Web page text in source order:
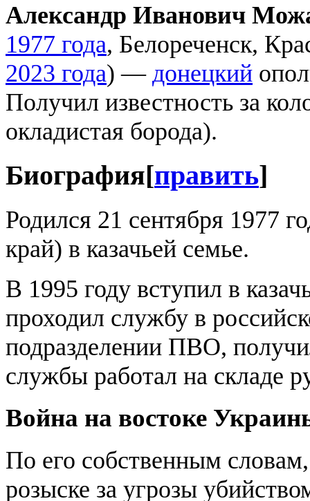
Александр Иванович
1977 года, Белореченск,
2023 года) — донецкий
Получил известность за
окладистая борода).
Биография[править]
Родился 21 сентября 1977
край) в казачьей семье.
В 1995 году вступил в
проходил службу в
подразделении ПВО,
службы работал на складе
Война на востоке
По его собственным
розыске за угрозы